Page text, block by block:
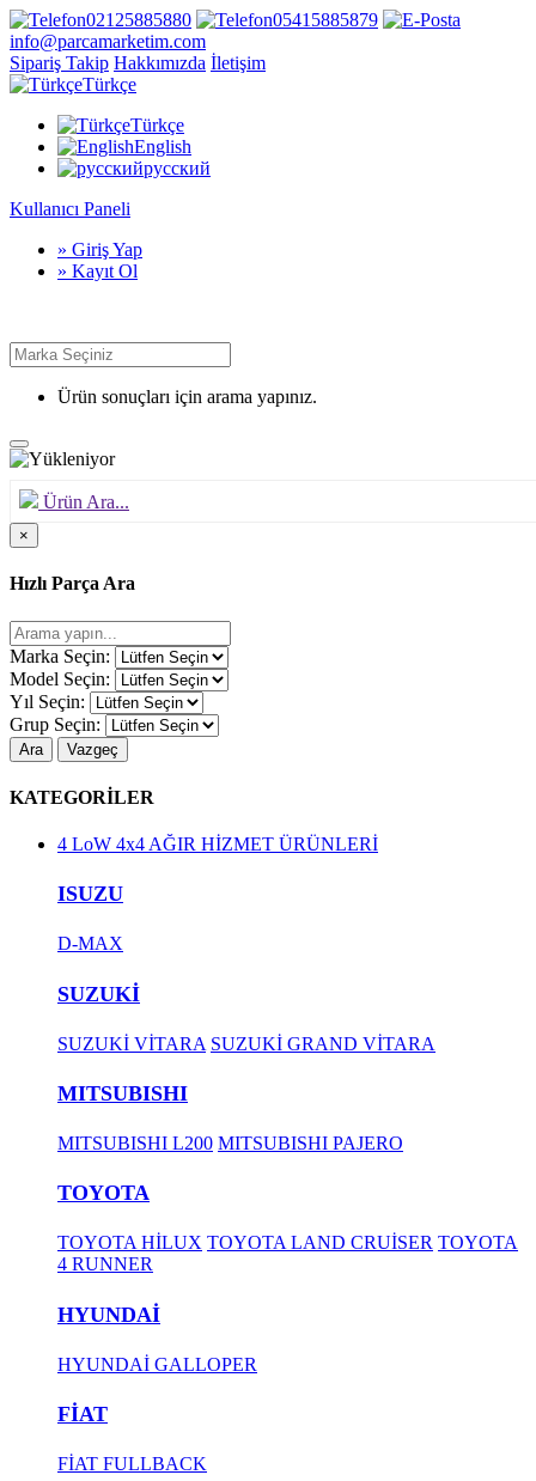
02125885880
05415885879
info@parcamarketim.com
Sipariş Takip Hakkımızda İletişim
Türkçe
Türkçe
English
русский
Kullanıcı Paneli
» Giriş Yap
» Kayıt Ol
Ürün sonuçları için arama yapınız.
Ürün Ara...
×
Hızlı Parça Ara
Marka Seçin:
Model Seçin:
Yıl Seçin:
Grup Seçin:
Ara Vazgeç
KATEGORİLER
4 LoW 4x4 AĞIR HİZMET ÜRÜNLERİ
ISUZU
D-MAX
SUZUKİ
SUZUKİ VİTARA SUZUKİ GRAND VİTARA
MITSUBISHI
MITSUBISHI L200 MITSUBISHI PAJERO
TOYOTA
TOYOTA HİLUX TOYOTA LAND CRUİSER TOYOTA
4 RUNNER
HYUNDAİ
HYUNDAİ GALLOPER
FİAT
FİAT FULLBACK